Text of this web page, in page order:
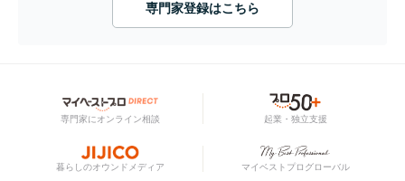
専門家登録はこちら
専門家にオンライン相談 起業・独立支援
暮らしのオウンドメディア マイベストプログローバル